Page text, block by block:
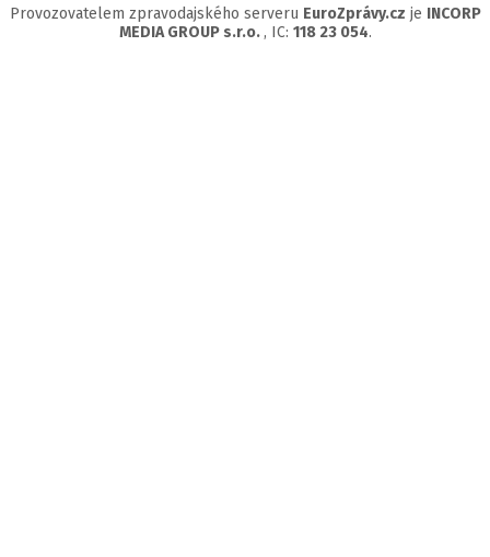
Provozovatelem zpravodajského serveru EuroZprávy.cz je INCORP
MEDIA GROUP s.r.o., IC: 118 23 054.